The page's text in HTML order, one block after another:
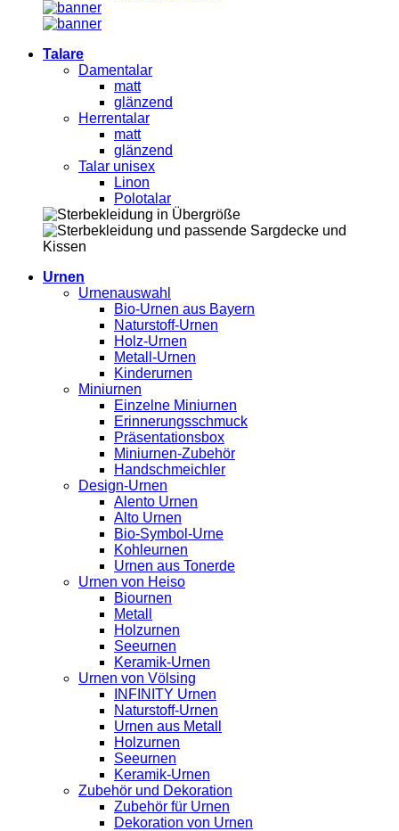
Talare
Damentalar
matt
glänzend
Herrentalar
matt
glänzend
Talar unisex
Linon
Polotalar
Urnen
Urnenauswahl
Bio-Urnen aus Bayern
Naturstoff-Urnen
Holz-Urnen
Metall-Urnen
Kinderurnen
Miniurnen
Einzelne Miniurnen
Erinnerungsschmuck
Präsentationsbox
Miniurnen-Zubehör
Handschmeichler
Design-Urnen
Alento Urnen
Alto Urnen
Bio-Symbol-Urne
Kohleurnen
Urnen aus Tonerde
Urnen von Heiso
Biournen
Metall
Holzurnen
Seeurnen
Keramik-Urnen
Urnen von Völsing
INFINITY Urnen
Naturstoff-Urnen
Urnen aus Metall
Holzurnen
Seeurnen
Keramik-Urnen
Zubehör und Dekoration
Zubehör für Urnen
Dekoration von Urnen